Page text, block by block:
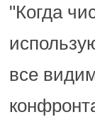
"Когда
все